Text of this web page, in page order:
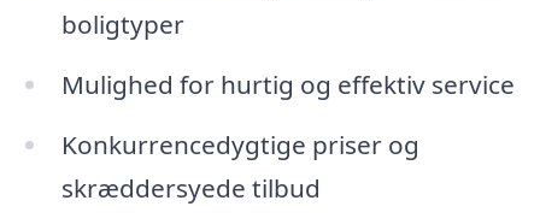
boligtyper
Mulighed for hurtig og effektiv service
Konkurrencedygtige priser og
skræddersyede tilbud